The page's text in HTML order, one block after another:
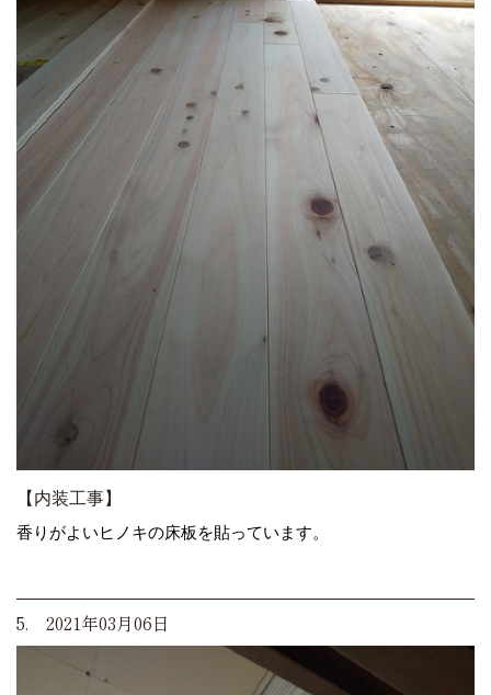
【内装工事】
香りがよいヒノキの床板を貼っています。
5. 2021年03月06日